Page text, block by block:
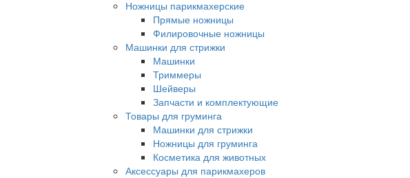
Ножницы парикмахерские
Прямые ножницы
Филировочные ножницы
Машинки для стрижки
Машинки
Триммеры
Шейверы
Запчасти и комплектующие
Товары для груминга
Машинки для стрижки
Ножницы для груминга
Косметика для животных
Аксессуары для парикмахеров